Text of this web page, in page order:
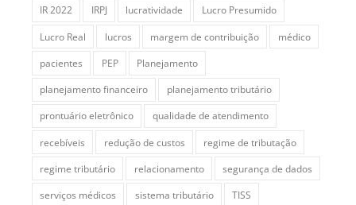
IR 2022
IRPJ lucratividade
Lucro Presumido
Lucro Real
lucros margem de contribuição
médico
pacientes
PEP
Planejamento
planejamento financeiro
planejamento tributário
prontuário eletrônico
qualidade de atendimento
recebíveis
redução de custos
regime de tributação
regime tributário
relacionamento
segurança de dados
serviços médicos
sistema tributário
TISS